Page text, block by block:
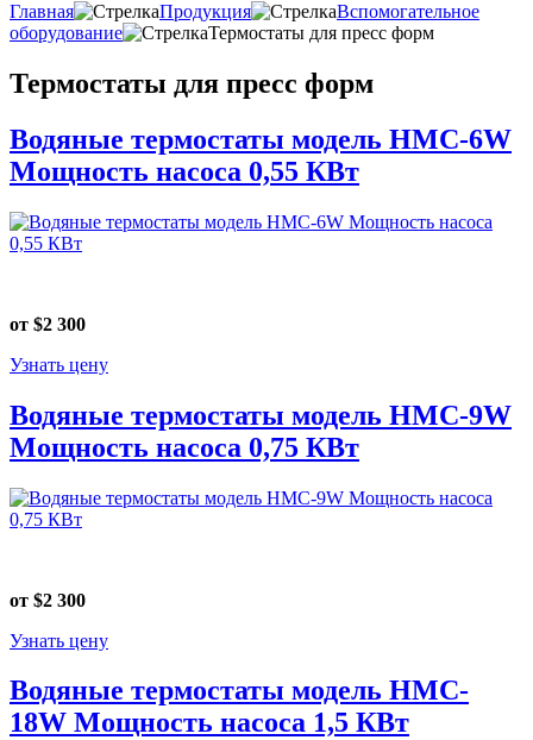
Главная
Продукция
Вспомогательное
оборудование
Термостаты для пресс форм
Термостаты для пресс форм
Водяные термостаты модель HMC-6W
Мощность насоса 0,55 КВт
от $2 300
Узнать цену
Водяные термостаты модель HMC-9W
Мощность насоса 0,75 КВт
от $2 300
Узнать цену
Водяные термостаты модель HMC-
18W Мощность насоса 1,5 КВт